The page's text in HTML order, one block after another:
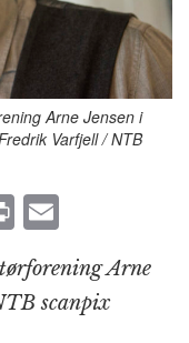
Arne Jensen i
Varfjell / NTB
P
ri
n
t
m
ai
l
Arne
scanpix